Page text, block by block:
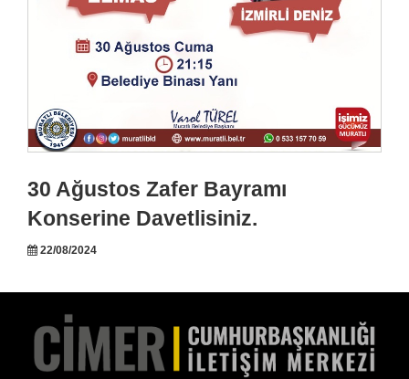
30 Ağustos Zafer Bayramı
Konserine Davetlisiniz.
22/08/2024